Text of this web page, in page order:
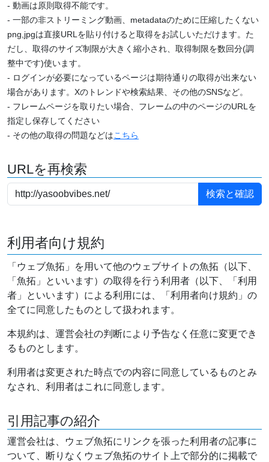
- 動画は原則取得不能です。
- 一部の非ストリーミング動画、metadataのために圧縮したくない
png,jpgは直接URLを貼り付けると取得をお試しいただけます。た
だし、取得のサイズ制限が大きく縮小され、取得制限を数回分(調
整中です)使います。
- ログインが必要になっているページは期待通りの取得が出来ない
場合があります。Xのトレンドや検索結果、その他のSNSなど。
- フレームページを取りたい場合、フレームの中のページのURLを
指定し保存してください
- その他の取得の問題などはこちら
URLを再検索
利用者向け規約
「ウェブ魚拓」を用いて他のウェブサイトの魚拓（以下、
「魚拓」といいます）の取得を行う利用者（以下、「利用
者」といいます）による利用には、「利用者向け規約」の
全てに同意したものとして扱われます。
本規約は、運営会社の判断により予告なく任意に変更でき
るものとします。
利用者は変更された時点での内容に同意しているものとみ
なされ、利用者はこれに同意します。
引用記事の紹介
運営会社は、ウェブ魚拓にリンクを張った利用者の記事に
ついて、断りなくウェブ魚拓のサイト上で部分的に掲載で